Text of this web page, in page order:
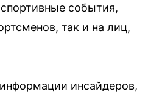
события,
так и на лиц,
инсайдеров,